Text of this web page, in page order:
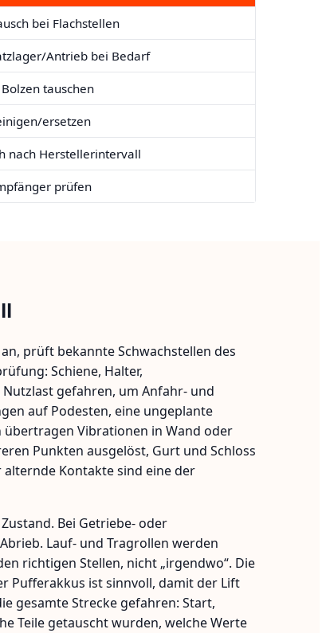
bei Flachstellen
Antrieb bei Bedarf
tauschen
ersetzen
nach Herstellerintervall
prüfen
prüft bekannte Schwachstellen des
Schiene, Halter,
gefahren, um Anfahr- und
auf Podesten, eine ungeplante
Vibrationen in Wand oder
Punkten ausgelöst, Gurt und Schloss
Kontakte sind eine der
Bei Getriebe- oder
Lauf- und Tragrollen werden
richtigen Stellen, nicht „irgendwo“. Die
Pufferakkus ist sinnvoll, damit der Lift
gesamte Strecke gefahren: Start,
Teile getauscht wurden, welche Werte